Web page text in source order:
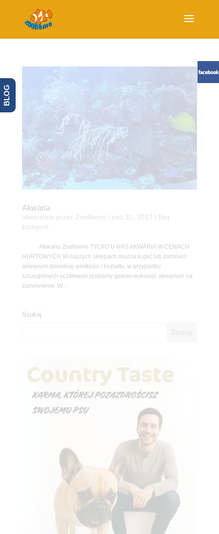
Akwaria
utworzone przez ZooNemo paź 31, 2017 | Bez
kategorii
Akwaria ZooNemo TYLKO U NAS AKWARIA W CENACH
HURTOWYCH W naszych sklepach można kupić lub zamówić
akwarium dowolnej wielkości i kształtu, w przypadku
szczególnych oczekiwań jesteśmy gotowi wykonać akwarium na
zamówienie. W...
Szukaj
BLOG